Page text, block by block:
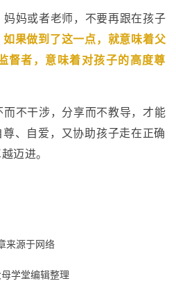
妈或者老师，不要再跟在孩子
如果做到了这一点，就意味着父
督者，意味着对孩子的高度尊
不干涉，分享而不教导，才能
、自爱，又协助孩子走在正确
迈进。
来源于网络
学堂编辑整理